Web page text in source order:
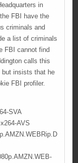
in
FBI have the
criminals and
a list of criminals
FBI cannot find
calls this
but insists that he
FBI profiler.
SVA
AVS